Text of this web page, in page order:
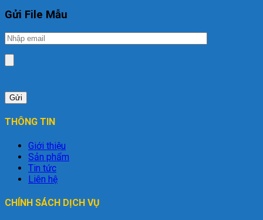
Gửi File Mẫu
THÔNG TIN
Giới thiệu
Sản phẩm
Tin tức
Liên hệ
CHÍNH SÁCH DỊCH VỤ